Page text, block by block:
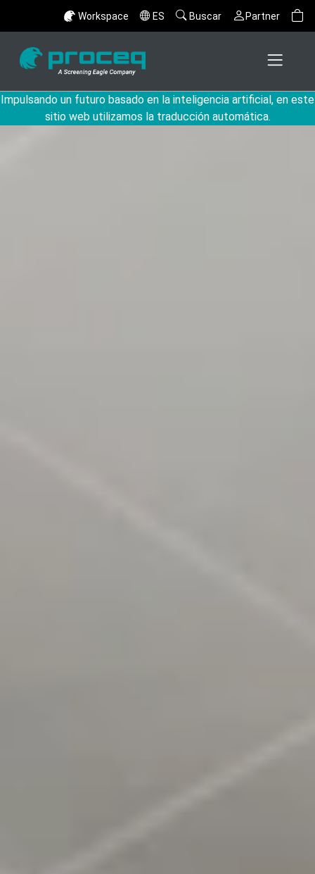
Workspace ES Buscar Partner
Impulsando un futuro basado en la inteligencia artificial, en este
sitio web utilizamos la traducción automática.